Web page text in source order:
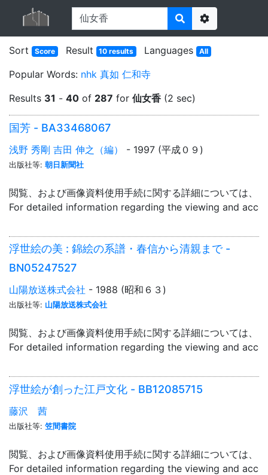
Options
Sort
Score Result 10 results Languages All
Popular Words: nhk 真如 仁和寺
Results 31 - 40 of 287 for 仙女香 (2 sec)
国芳 - BA33468067
浅野 秀剛 吉田 伸之（編） - 1997 (平成０９)
出版社等: 朝日新聞社
閲覧、および画像資料使用手続に関する詳細については、「
For detailed information regarding the viewing and
浮世絵の美 : 錦絵の系譜・春信から清親まで -
BN05247527
山陽放送株式会社 - 1988 (昭和６３)
出版社等: 山陽放送株式会社
閲覧、および画像資料使用手続に関する詳細については、「
For detailed information regarding the viewing and
浮世絵が創った江戸文化 - BB12085715
藤沢 茜
出版社等: 笠間書院
閲覧、および画像資料使用手続に関する詳細については、「
For detailed information regarding the viewing and